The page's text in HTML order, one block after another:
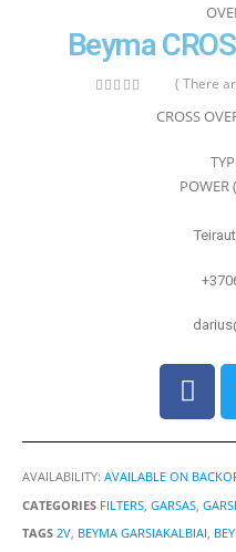
Beyma
( There
CROSS
POWER
AVAILABILITY: AVAILABLE ON
CATEGORIES FILTERS GARSAS
TAGS 2V, BEYMA GARSIAKALBIAI,